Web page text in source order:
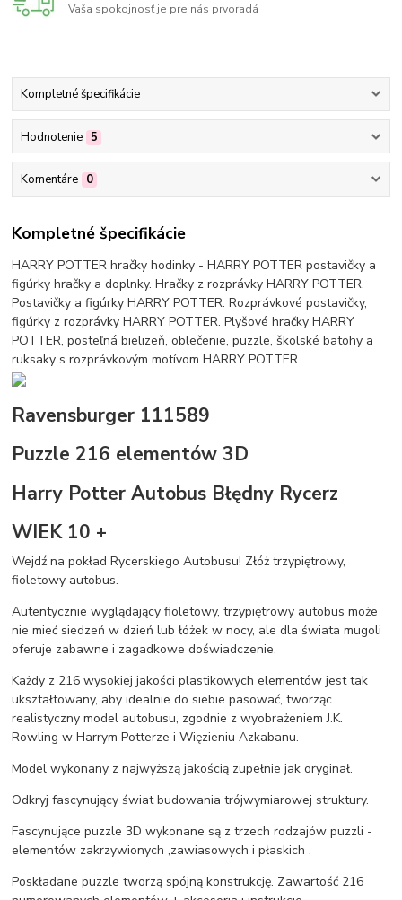
Vaša spokojnosť je pre nás prvoradá
Kompletné špecifikácie
Hodnotenie 5
Komentáre 0
Kompletné špecifikácie
HARRY POTTER hračky hodinky - HARRY POTTER postavičky a
figúrky hračky a doplnky. Hračky z rozprávky HARRY POTTER.
Postavičky a figúrky HARRY POTTER. Rozprávkové postavičky,
figúrky z rozprávky HARRY POTTER. Plyšové hračky HARRY
POTTER, posteľná bielizeň, oblečenie, puzzle, školské batohy a
ruksaky s rozprávkovým motívom HARRY POTTER.
Ravensburger 111589
Puzzle 216 elementów 3D
Harry Potter Autobus Błędny Rycerz
WIEK 10 +
Wejdź na pokład Rycerskiego Autobusu! Złóż trzypiętrowy,
fioletowy autobus.
Autentycznie wyglądający fioletowy, trzypiętrowy autobus może
nie mieć siedzeń w dzień lub łóżek w nocy, ale dla świata mugoli
oferuje zabawne i zagadkowe doświadczenie.
Każdy z 216 wysokiej jakości plastikowych elementów jest tak
ukształtowany, aby idealnie do siebie pasować, tworząc
realistyczny model autobusu, zgodnie z wyobrażeniem J.K.
Rowling w Harrym Potterze i Więzieniu Azkabanu.
Model wykonany z najwyższą jakością zupełnie jak oryginał.
Odkryj fascynujący świat budowania trójwymiarowej struktury.
Fascynujące puzzle 3D wykonane są z trzech rodzajów puzzli -
elementów zakrzywionych ,zawiasowych i płaskich .
Poskładane puzzle tworzą spójną konstrukcję. Zawartość 216